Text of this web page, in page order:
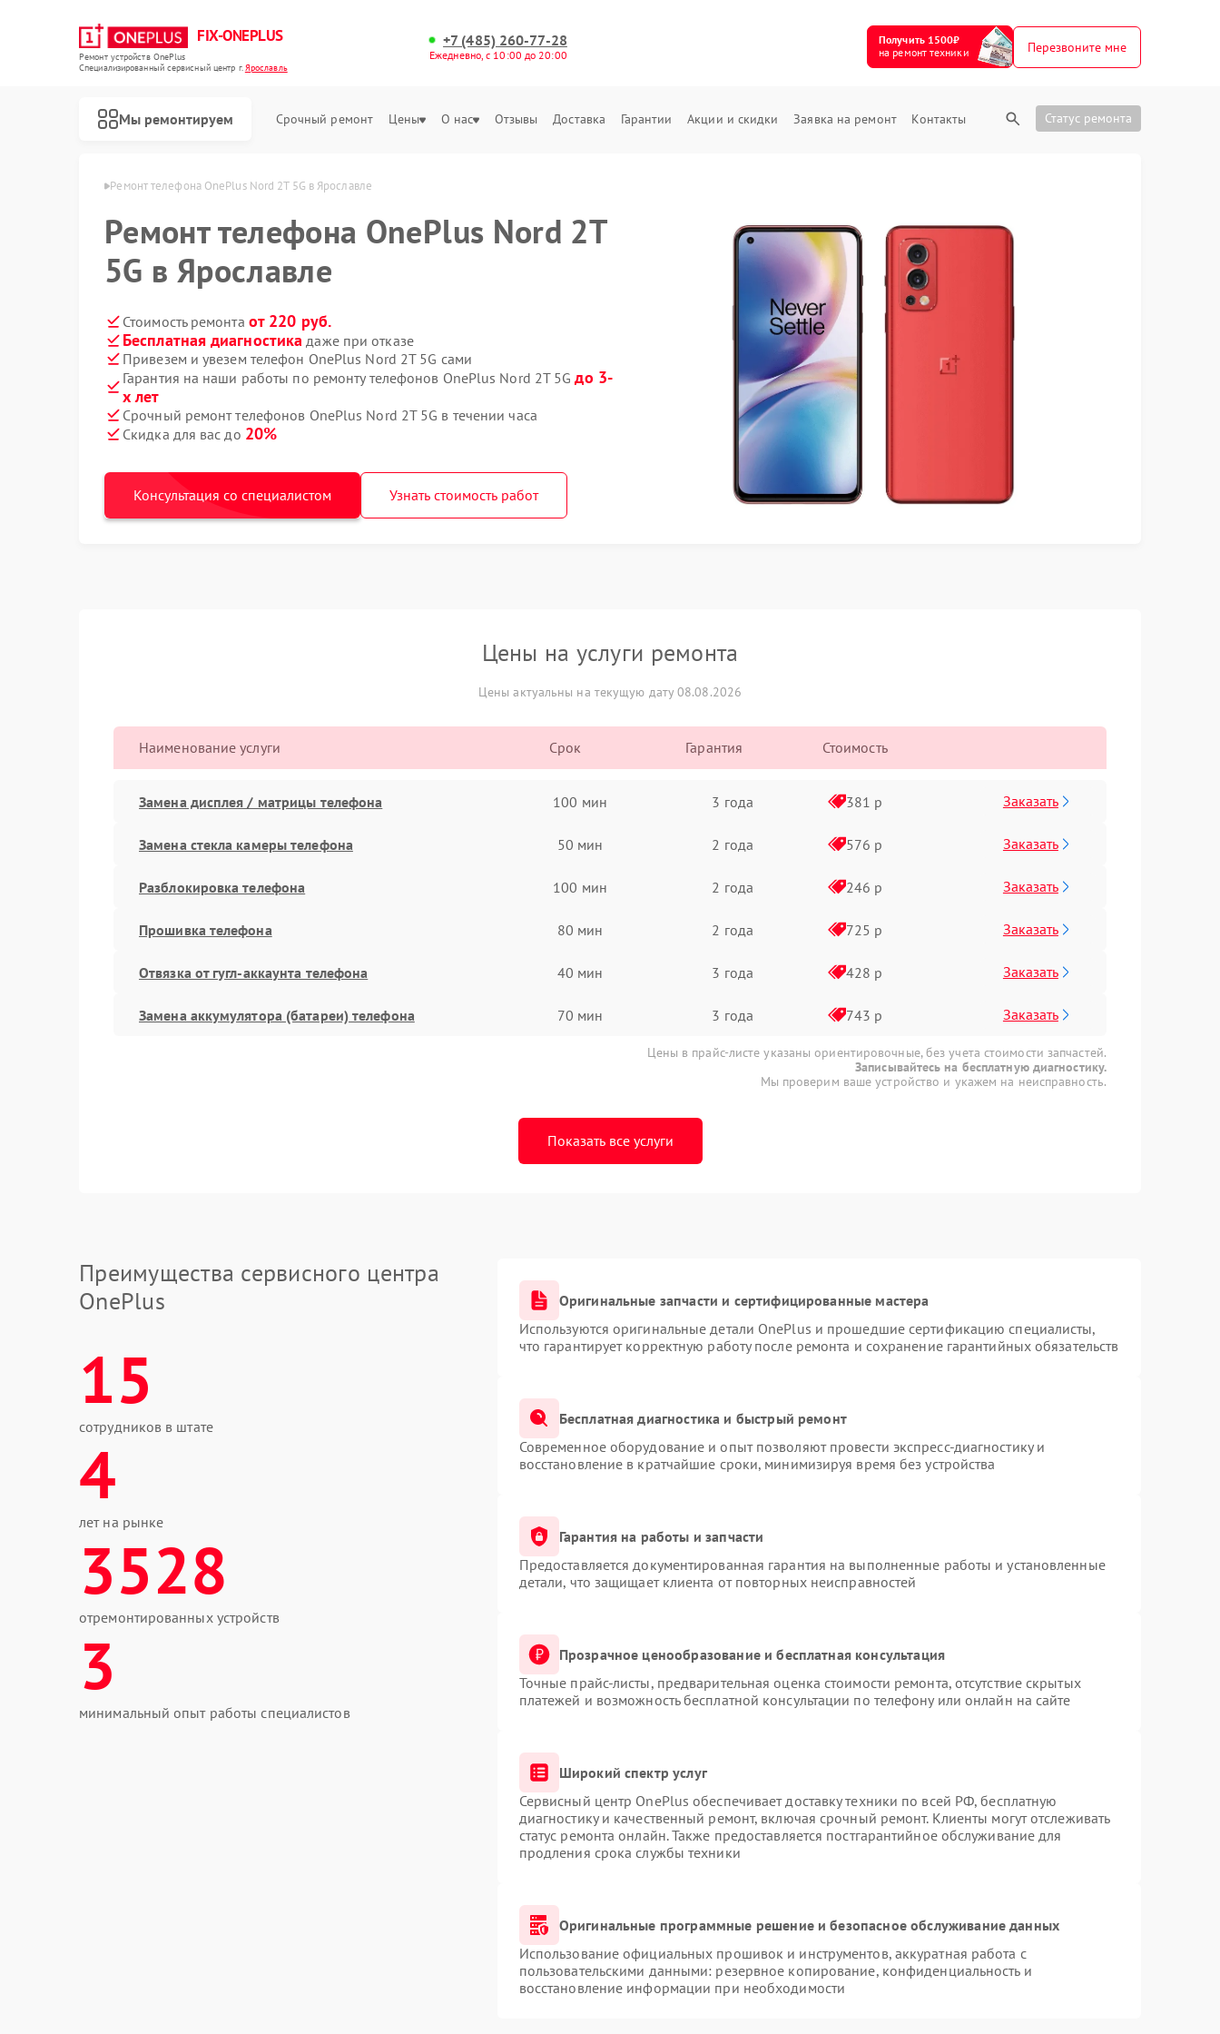
FIX-ONEPLUS
Ремонт устройств OnePlus
Специализированный cервисный центр г.Ярославль
+7 (485) 260-77-28
Ежедневно, с 10:00 до 20:00
Получить 1500₽
на ремонт техники
Перезвоните мне
Мы ремонтируем Срочный ремонт Цены О нас Отзывы Доставка Гарантии Акции и скидки Заявка на ремонт Контакты Статус ремонта
в Ярославле Ремонт телефона OnePlus Nord 2T 5G в Ярославле
Ремонт телефона OnePlus Nord 2T
5G в Ярославле
Стоимость ремонта от 220 руб.
Бесплатная диагностика даже при отказе
Привезем и увезем телефон OnePlus Nord 2T 5G сами
Гарантия на наши работы по ремонту телефонов OnePlus Nord 2T 5Gдо 3-
х лет
Срочный ремонт телефонов OnePlus Nord 2T 5G в течении часа
Скидка для вас до 20%
Консультация со специалистом Узнать стоимость работ
Цены на услуги ремонта
Цены актуальны на текущую дату 08.08.2026
Наименование услуги Срок Гарантия Стоимость
Замена дисплея / матрицы телефона 100 мин 3 года 381 р Заказать
Замена стекла камеры телефона 50 мин 2 года 576 р Заказать
Разблокировка телефона 100 мин 2 года 246 р Заказать
Прошивка телефона 80 мин 2 года 725 р Заказать
Отвязка от гугл-аккаунта телефона 40 мин 3 года 428 р Заказать
Замена аккумулятора (батареи) телефона 70 мин 3 года 743 р Заказать
Цены в прайс-листе указаны ориентировочные, без учета стоимости запчастей.
Записывайтесь на бесплатную диагностику.
Мы проверим ваше устройство и укажем на неисправность.
Показать все услуги
Преимущества сервисного центра
OnePlus
15
сотрудников в штате
4
лет на рынке
3528
отремонтированных устройств
3
минимальный опыт работы специалистов
Оригинальные запчасти и сертифицированные мастера
Используются оригинальные детали OnePlus и прошедшие сертификацию специалисты,
что гарантирует корректную работу после ремонта и сохранение гарантийных обязательств
Бесплатная диагностика и быстрый ремонт
Современное оборудование и опыт позволяют провести экспресс-диагностику и
восстановление в кратчайшие сроки, минимизируя время без устройства
Гарантия на работы и запчасти
Предоставляется документированная гарантия на выполненные работы и установленные
детали, что защищает клиента от повторных неисправностей
Прозрачное ценообразование и бесплатная консультация
Точные прайс-листы, предварительная оценка стоимости ремонта, отсутствие скрытых
платежей и возможность бесплатной консультации по телефону или онлайн на сайте
Широкий спектр услуг
Сервисный центр OnePlus обеспечивает доставку техники по всей РФ, бесплатную
диагностику и качественный ремонт, включая срочный ремонт. Клиенты могут отслеживать
статус ремонта онлайн. Также предоставляется постгарантийное обслуживание для
продления срока службы техники
Оригинальные программные решение и безопасное обслуживание данных
Использование официальных прошивок и инструментов, аккуратная работа с
пользовательскими данными: резервное копирование, конфиденциальность и
восстановление информации при необходимости